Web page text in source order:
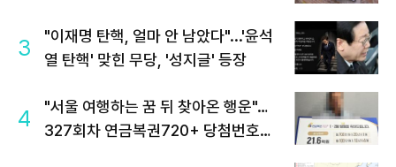
3
"이재명 탄핵, 얼마 안 남았다"...'윤석
열 탄핵' 맞힌 무당, '성지글' 등장
4
"서울 여행하는 꿈 뒤 찾아온 행운"…
327회차 연금복권720+ 당첨번호조